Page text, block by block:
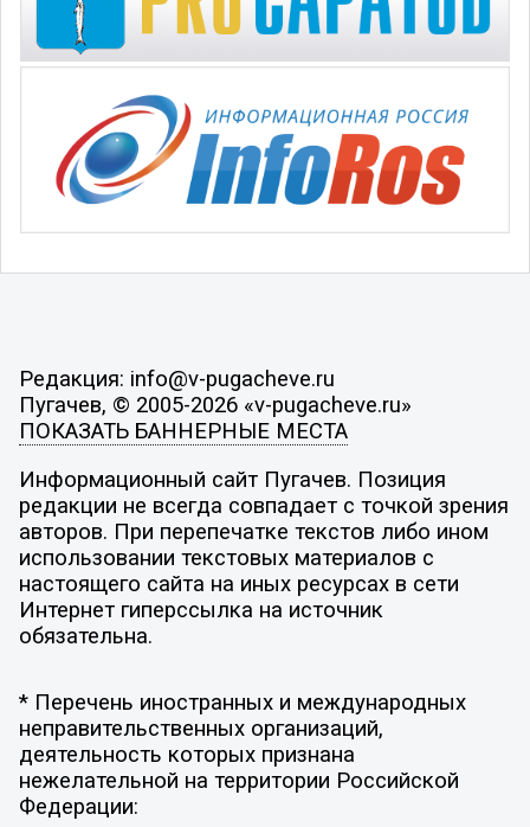
Редакция: info@v-pugacheve.ru
Пугачев, © 2005-2026 «v-pugacheve.ru»
ПОКАЗАТЬ БАННЕРНЫЕ МЕСТА
Информационный сайт Пугачев. Позиция
редакции не всегда совпадает с точкой зрения
авторов. При перепечатке текстов либо ином
использовании текстовых материалов с
настоящего сайта на иных ресурсах в сети
Интернет гиперссылка на источник
обязательна.
* Перечень иностранных и международных
неправительственных организаций,
деятельность которых признана
нежелательной на территории Российской
Федерации: